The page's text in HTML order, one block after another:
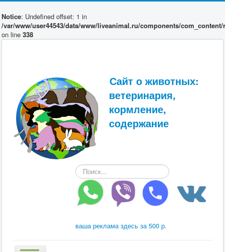
Notice: Undefined offset: 1 in
/var/www/user44543/data/www/liveanimal.ru/components/
on line 338
Сайт о животных:
ветеринария,
кормление,
содержание
Искать...
ваша реклама здесь за 500 р.